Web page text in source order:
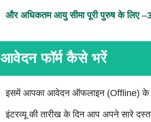
और अधिकतम आयु सीमा पूरी पुरुष के लिए–
आवेदन फॉर्म कैसे भरें
इसमें आपका आवेदन ऑफलाइन (Offline) के
इंटरव्यू की तारीख के दिन आप अपने सारे